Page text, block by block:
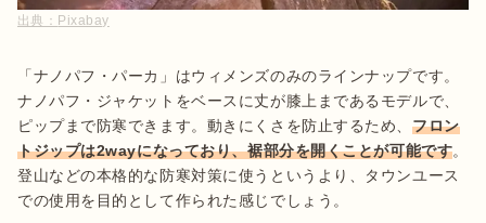
出典： Pixabay
「ナノパフ・パーカ」はウィメンズのみのラインナップです。
ナノパフ・ジャケットをベースに丈が膝上まであるモデルで、
ピップまで防寒できます。動きにくさを防止するため、 フロン
トジップは2wayになっており、裾部分を開くことが可能です。
登山などの本格的な防寒対策に使うというより、タウンユース
での使用を目的として作られた感じでしょう。